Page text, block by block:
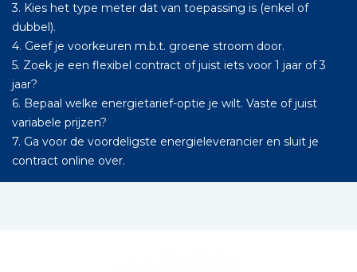
3. Kies het type meter dat van toepassing is (enkel of
dubbel).
4. Geef je voorkeuren m.b.t. groene stroom door.
5. Zoek je een flexibel contract of juist iets voor 1 jaar of 3
jaar?
6. Bepaal welke energietarief-optie je wilt. Vaste of juist
variabele prijzen?
7. Ga voor de voordeligste energieleverancier en sluit je
contract online over.